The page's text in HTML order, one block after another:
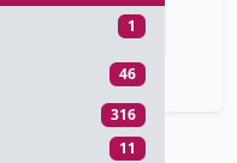
1
1
16
11
46
316